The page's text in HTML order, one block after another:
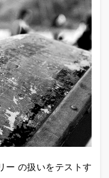
ー の扱いをテストす